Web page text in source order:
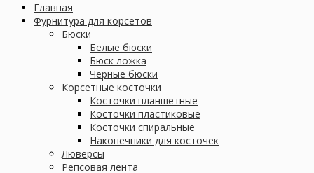
Главная
Фурнитура для корсетов
Бюски
Белые бюски
Бюск ложка
Черные бюски
Корсетные косточки
Косточки планшетные
Косточки пластиковые
Косточки спиральные
Наконечники для косточек
Люверсы
Репсовая лента